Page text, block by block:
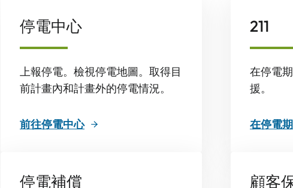
停電中心
上報停電。檢視停電地圖。取得目
前計畫內和計畫外的停電情況。
前往停電中心
211
在停電
援。
在停電
停電補償 顧客